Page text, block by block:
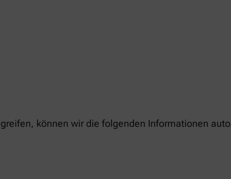
können wir die folgenden Informationen